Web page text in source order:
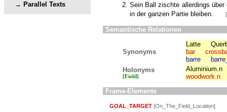
Parallel Texts
Sein Ball zischte allerdings
in der ganzen Partie bleiben.
Semantische Relationen
Synonyms
Latte
bar
barre
Holonyms
[Field]
Aluminium.n
woodwork.n
Frame-Elemente
GOAL_TARGET [On_The_Field_Location]